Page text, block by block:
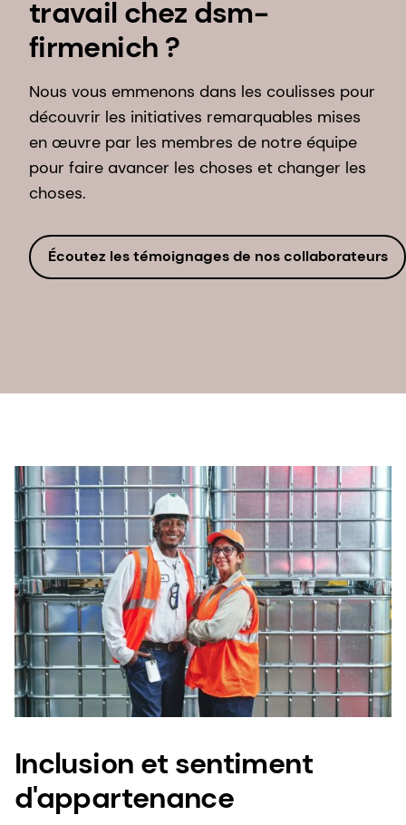
travail chez dsm-
firmenich ?
Nous vous emmenons dans les coulisses pour
découvrir les initiatives remarquables mises
en œuvre par les membres de notre équipe
pour faire avancer les choses et changer les
choses.
Écoutez les témoignages de nos collaborateurs
Inclusion et sentiment
d'appartenance